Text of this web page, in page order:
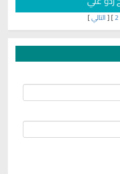
2
]
[التالي]